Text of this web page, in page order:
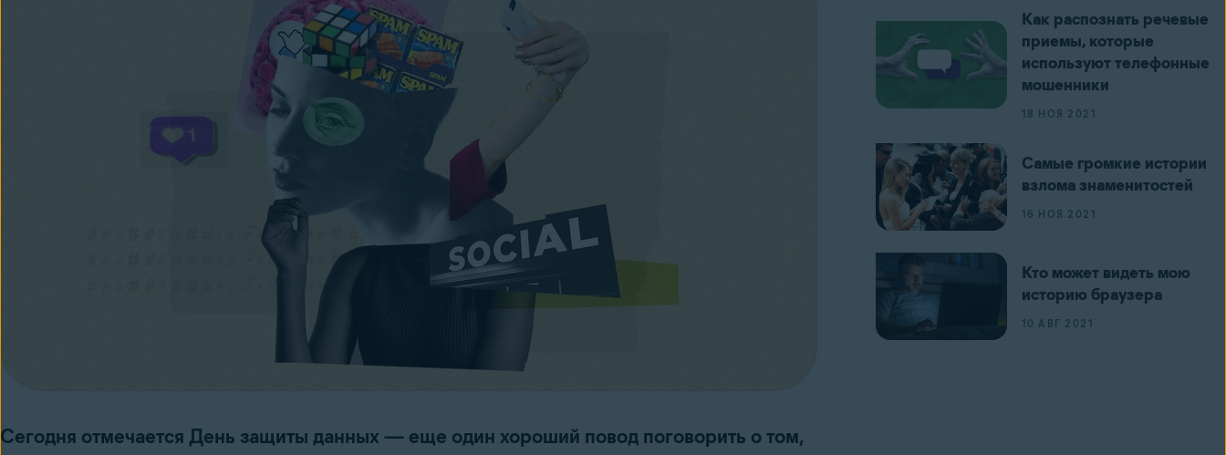
Сегодня отмечается День защиты данных — еще один хороший повод поговорить о том,
Как распознать речевые
приемы, которые
используют телефонные
мошенники
18 НОЯ 2021
Самые громкие истории
взлома знаменитостей
16 НОЯ 2021
Кто может видеть мою
историю браузера
10 АВГ 2021